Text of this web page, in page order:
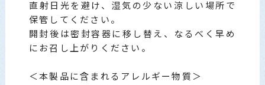
直射日光を避け、湿気の少ない涼しい場所で
保管してください。
開封後は密封容器に移し替え、なるべく早め
にお召し上がりください。
＜本製品に含まれるアレルギー物質＞